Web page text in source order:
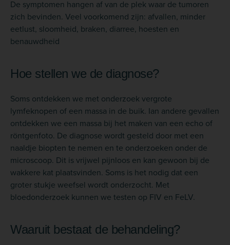
De symptomen hangen af van de plek waar de tumoren
zich bevinden. Veel voorkomend zijn: afvallen, minder
eetlust, sloomheid, braken, diarree, hoesten en
benauwdheid
Hoe stellen we de diagnose?
Soms ontdekken we met onderzoek vergrote
lymfeknopen of een massa in de buik. Ian andere gevallen
ontdekken we een massa bij het maken van een echo of
röntgenfoto. De diagnose wordt gesteld door met een
naaldje biopten te nemen en te onderzoeken onder de
microscoop. Dit is vrijwel pijnloos en kan gewoon bij de
wakkere kat plaatsvinden. Soms is het nodig dat een
groter stukje weefsel wordt onderzocht. Met
bloedonderzoek kunnen we testen op FIV en FeLV.
Waaruit bestaat de behandeling?